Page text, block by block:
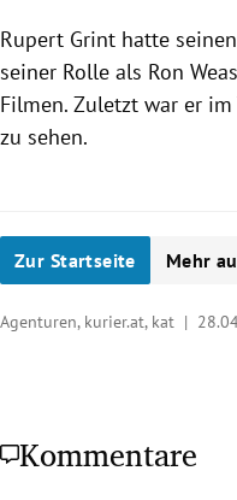
Rupert Grint hatte
seiner Rolle als Ron
Filmen. Zuletzt war er
zu sehen.
Zur Startseite Mehr
Agenturen, kurier.at, kat |
Kommentare